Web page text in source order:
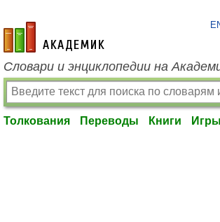
academic.ru
Словари и энциклопедии на
Толкования Переводы Книги